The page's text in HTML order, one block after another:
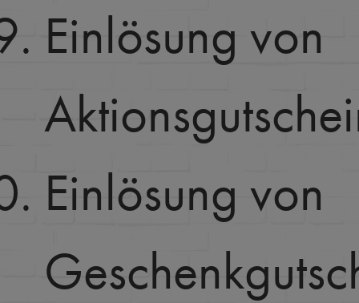
Einlösung von
Einlösung von